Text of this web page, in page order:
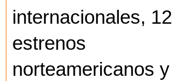
internacionales, 12
estrenos
norteamericanos y